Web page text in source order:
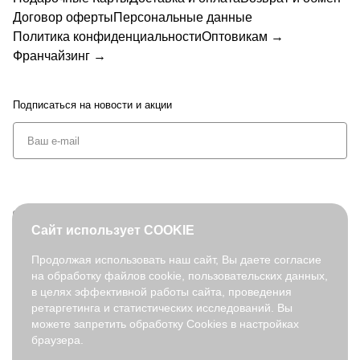
Договор офертыПерсональные данные
Политика конфиденциальностиОптовикам →
Франчайзинг →
Подписаться на новости и акции
© 2026. fabretti.ru. Все права защищены
На информационном ресурсе применяются
рекомендательные
технологии .
Все ресурсы сайта fabretti.ru, включая (но не ограничиваясь)
Сайт использует COOKIE
Продолжая использовать наш сайт, Вы даете согласие
на обработку файлов cookie, пользовательских данных,
в целях эффективной работы сайта, проведения
ретаргетинга и статистических исследований. Вы
можете запретить обработку Cookies в настройках
браузера.